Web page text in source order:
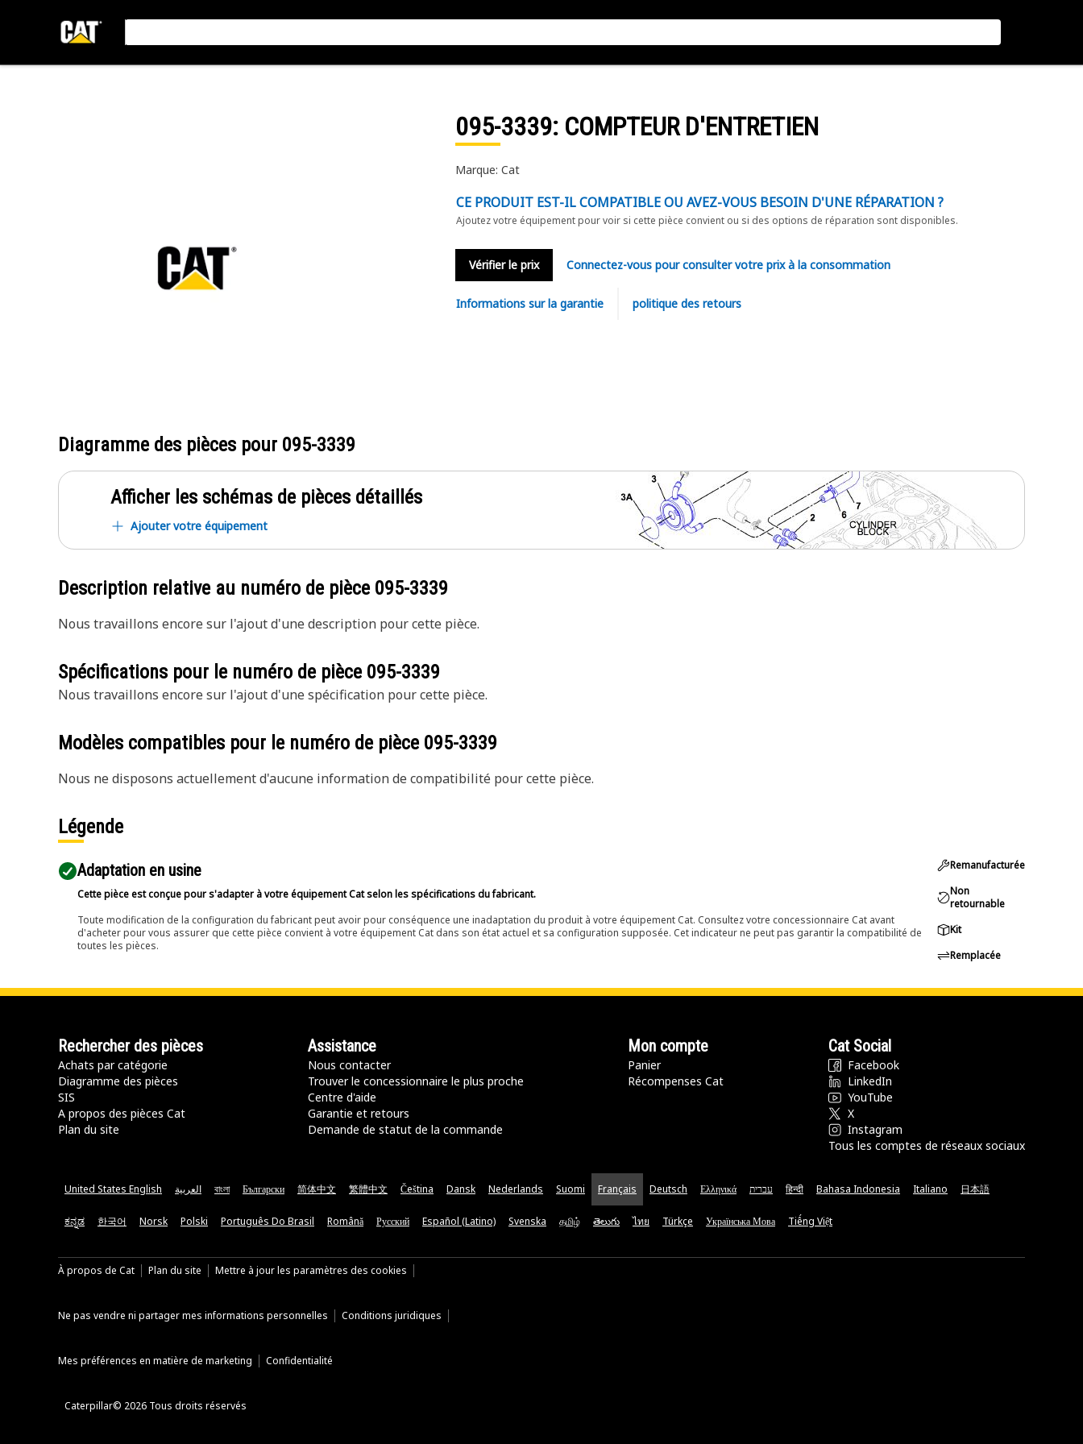
095-3339: COMPTEUR D'ENTRETIEN
Marque: Cat
CE PRODUIT EST-IL COMPATIBLE OU AVEZ-VOUS BESOIN D'UNE RÉPARATION ?
Ajoutez votre équipement pour voir si cette pièce convient ou si des options de réparation sont disponibles.
Vérifier le prix Connectez-vous pour consulter votre prix à la consommation
Informations sur la garantie politique des retours
Diagramme des pièces pour 095-3339
Afficher les schémas de pièces détaillés
Ajouter votre équipement
Description relative au numéro de pièce 095-3339
Nous travaillons encore sur l'ajout d'une description pour cette pièce.
Spécifications pour le numéro de pièce 095-3339
Nous travaillons encore sur l'ajout d'une spécification pour cette pièce.
Modèles compatibles pour le numéro de pièce 095-3339
Nous ne disposons actuellement d'aucune information de compatibilité pour cette pièce.
Légende
Adaptation en usine
Cette pièce est conçue pour s'adapter à votre équipement Cat selon les spécifications du fabricant.
Toute modification de la configuration du fabricant peut avoir pour conséquence une inadaptation du produit à votre équipement Cat. Consultez votre concessionnaire Cat avant
d'acheter pour vous assurer que cette pièce convient à votre équipement Cat dans son état actuel et sa configuration supposée. Cet indicateur ne peut pas garantir la compatibilité de
toutes les pièces.
Remanufacturée
Non
retournable
Kit
Remplacée
Rechercher des pièces
Achats par catégorie
Diagramme des pièces
SIS
A propos des pièces Cat
Plan du site
Assistance
Nous contacter
Trouver le concessionnaire le plus proche
Centre d'aide
Garantie et retours
Demande de statut de la commande
Mon compte
Panier
Récompenses Cat
Cat Social
Facebook
LinkedIn
YouTube
X
Instagram
Tous les comptes de réseaux sociaux
United States English العربية বাংলা Български 简体中文 繁體中文 Čeština Dansk Nederlands Suomi Français Deutsch Ελληνικά עברית हिन्दी Bahasa Indonesia Italiano 日本語
ಕನ್ನಡ 한국어 Norsk Polski Português Do Brasil Română Русский Español (Latino) Svenska தமிழ் తెలుగు ไทย Türkçe Українська Мова Tiếng Việt
À propos de Cat Plan du site Mettre à jour les paramètres des cookies
Ne pas vendre ni partager mes informations personnelles Conditions juridiques
Mes préférences en matière de marketing Confidentialité
Caterpillar© 2026 Tous droits réservés